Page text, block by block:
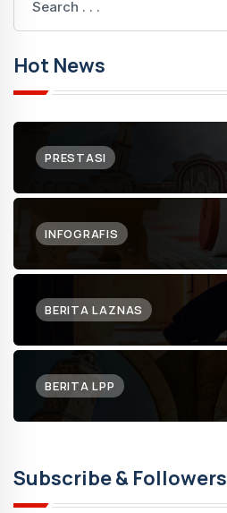
Hot News
PRESTASI
INFOGRAFIS
BERITA LAZNAS
BERITA LPP
Subscribe & Followers